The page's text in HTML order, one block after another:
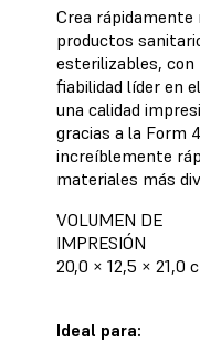
Crea
productos
esterilizables,
fiabilidad líder en
una calidad
gracias a la Form
increíblemente
materiales más
VOLUMEN DE
IMPRESIÓN
20,0 × 12,5 × 21,0
Ideal para: